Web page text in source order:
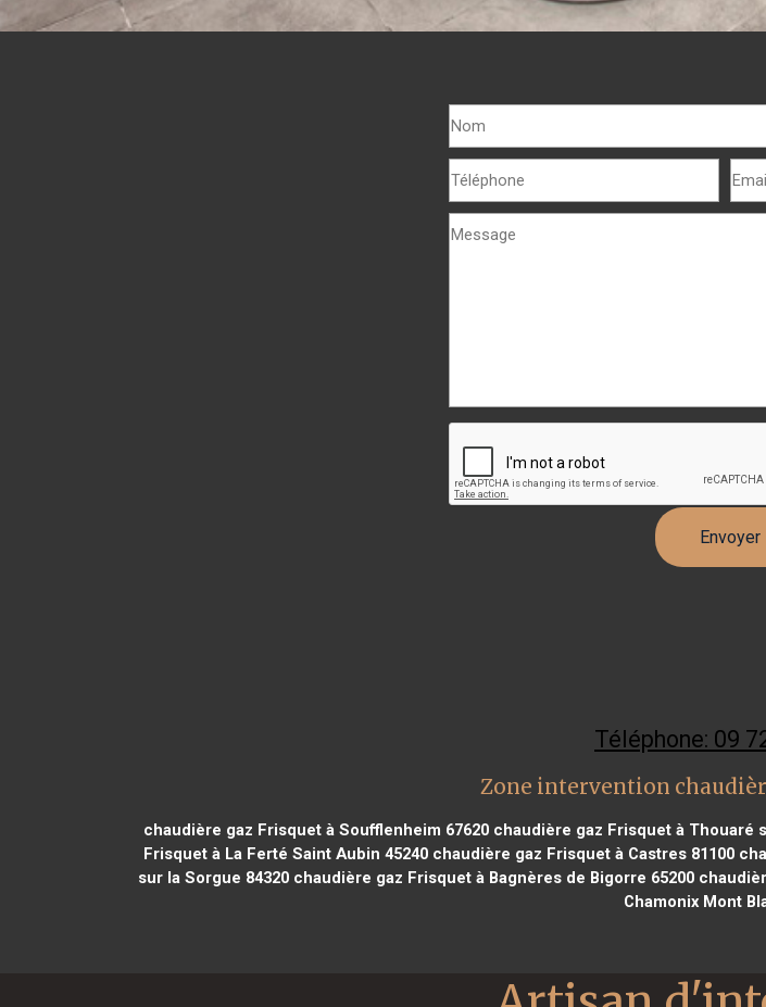
Téléphone: 09
Zone intervention
chaudière gaz Frisquet à Soufflenheim 67620 chaudière gaz Frisquet à Thouaré
Frisquet à La Ferté Saint Aubin 45240chaudière gaz Frisquet à Castres 81100
sur la Sorgue 84320 chaudière gaz Frisquet à Bagnères de Bigorre 65200
Chamonix Mont